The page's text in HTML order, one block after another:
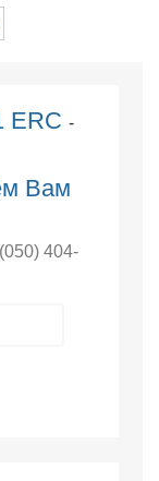
ERC -
Вам
(050) 404-